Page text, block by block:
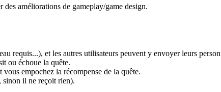
améliorations de gameplay/game design.
requis...), et les autres utilisateurs peuvent y envoyer leurs
ou échoue la quête.
empochez la récompense de la quête.
sinon il ne reçoit rien).